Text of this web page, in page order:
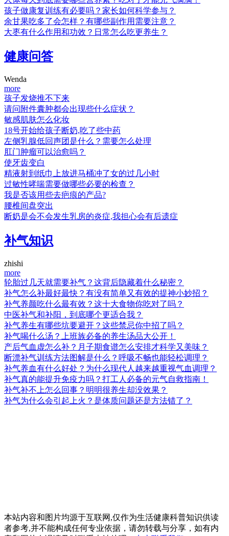
孩子做康复训练有必要吗？家长如何科学参与？
余甘果吃多了会怎样？有哪些副作用需要注意？
大枣有什么作用和功效？日常怎么吃更养生？
健康问答
Wenda
more
孩子发烧推不下来
请问附件囊肿都会出现些什么症状？
敏感肌肤怎么化妆
18号开始给孩子断奶,吃了些中药
左侧乳腺低回声团是什么？需要怎么处理
肛门肿瘤可以治愈吗？
使牙齿变白
精液射到纸巾上放进马桶冲了女的过几小时
过敏性哮喘需要做哪些必要的检查？
我是否该用些去疤痕的产品?
腰椎间盘突出
断奶是会不会发生乳房的炎症,我担心会有后遗症
补气知识
zhishi
more
轮胎过几天就需要补气？这背后隐藏着什么秘密？
补气怎么补最好最快？有没有简单又有效的提神小妙招？
补气养颜吃什么最有效？这十大食物你吃对了吗？
中医补气和补阳，到底哪个更适合我？
补气养生有哪些坑要避开？这些禁忌你中招了吗？
补气喝什么汤？上班族必备的养生汤品大公开！
产后气血虚怎么补？月子期食谱怎么安排才科学又美味？
断漂补气训练方法图解是什么？呼吸不畅也能轻松调理？
补气养血有什么好处？为什么现代人越来越重视气血调理？
补气真的能提升免疫力吗？打工人必备的元气自救指南！
补气补不上怎么回事？明明很养生却没效果？
补气为什么会引起上火？是体质问题还是方法错了？
本站内容和图片均源于互联网,仅作为生活健康科普知识供读
者参考,并不能构成任何专业依据，请勿转载与分享，如有内